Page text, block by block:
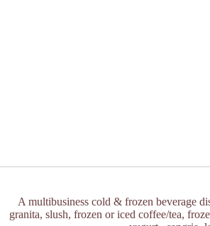
A multibusiness cold & frozen beverage
granita, slush, frozen or iced coffee/tea,